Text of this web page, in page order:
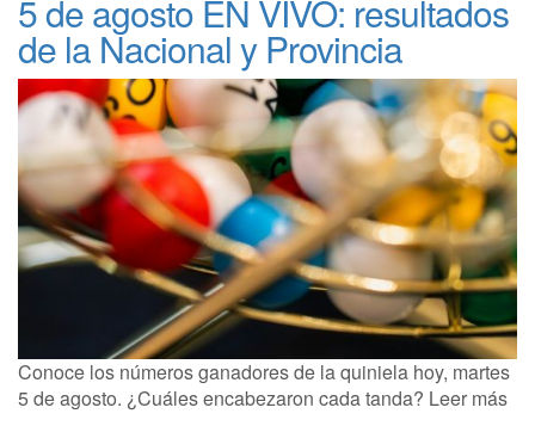
5 de agosto EN VIVO: resultados
de la Nacional y Provincia
Conoce los números ganadores de la quiniela hoy, martes
5 de agosto. ¿Cuáles encabezaron cada tanda? Leer más